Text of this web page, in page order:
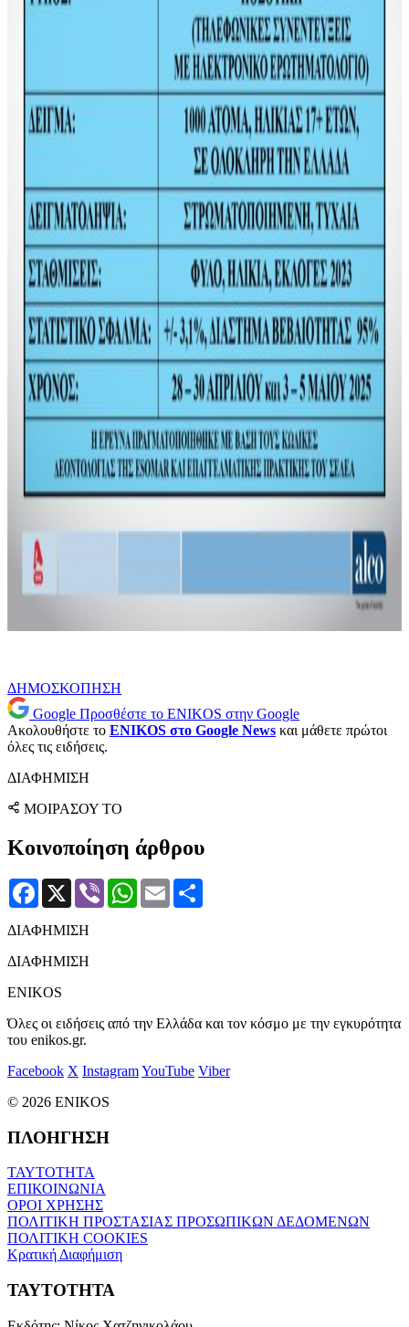
ΔΗΜΟΣΚΟΠΗΣΗ
Google Προσθέστε το ENIKOS στην Google
Ακολουθήστε το ENIKOS στο Google News και μάθετε πρώτοι
όλες τις ειδήσεις.
ΔΙΑΦΗΜΙΣΗ
ΜΟΙΡΑΣΟΥ ΤΟ
Κοινοποίηση άρθρου
Facebook
X Viber WhatsApp
Email
ΔΙΑΦΗΜΙΣΗ
ΔΙΑΦΗΜΙΣΗ
ENIKOS
Όλες οι ειδήσεις από την Ελλάδα και τον κόσμο με την εγκυρότητα
του enikos.gr.
Facebook X InstagramYouTube Viber
© 2026 ENIKOS
ΠΛΟΗΓΗΣΗ
ΤΑΥΤΟΤΗΤΑ
ΕΠΙΚΟΙΝΩΝΙΑ
ΟΡΟΙ ΧΡΗΣΗΣ
ΠΟΛΙΤΙΚΗ ΠΡΟΣΤΑΣΙΑΣ ΠΡΟΣΩΠΙΚΩΝ ΔΕΔΟΜΕΝΩΝ
ΠΟΛΙΤΙΚΗ COOKIES
Κρατική Διαφήμιση
ΤΑΥΤΟΤΗΤΑ